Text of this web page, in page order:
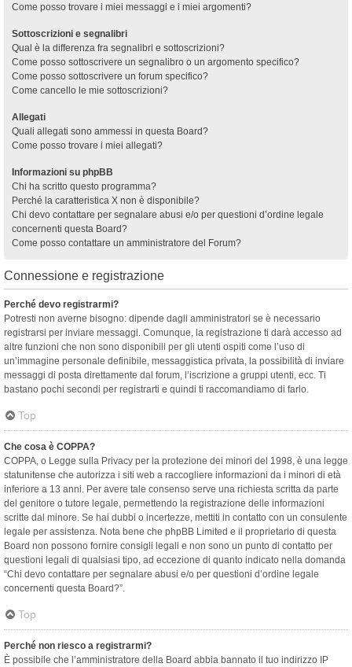
Come posso trovare i miei messaggi e i miei argomenti?
Sottoscrizioni e segnalibri
Qual è la differenza fra segnalibri e sottoscrizioni?
Come posso sottoscrivere un segnalibro o un argomento specifico?
Come posso sottoscrivere un forum specifico?
Come cancello le mie sottoscrizioni?
Allegati
Quali allegati sono ammessi in questa Board?
Come posso trovare i miei allegati?
Informazioni su phpBB
Chi ha scritto questo programma?
Perché la caratteristica X non è disponibile?
Chi devo contattare per segnalare abusi e/o per questioni d’ordine legale
concernenti questa Board?
Come posso contattare un amministratore del Forum?
Connessione e registrazione
Perché devo registrarmi?
Potresti non averne bisogno: dipende dagli amministratori se è necessario
registrarsi per inviare messaggi. Comunque, la registrazione ti darà accesso ad
altre funzioni che non sono disponibili per gli utenti ospiti come l’uso di
un’immagine personale definibile, messaggistica privata, la possibilità di inviare
messaggi di posta direttamente dal forum, l’iscrizione a gruppi utenti, ecc. Ti
bastano pochi secondi per registrarti e quindi ti raccomandiamo di farlo.
Top
Che cosa è COPPA?
COPPA, o Legge sulla Privacy per la protezione dei minori del 1998, è una legge
statunitense che autorizza i siti web a raccogliere informazioni da i minori di età
inferiore a 13 anni. Per avere tale consenso serve una richiesta scritta da parte
del genitore o tutore legale, permettendo la registrazione delle informazioni
scritte dal minore. Se hai dubbi o incertezze, mettiti in contatto con un consulente
legale per assistenza. Nota bene che phpBB Limited e il proprietario di questa
Board non possono fornire consigli legali e non sono un punto di contatto per
questioni legali di qualsiasi tipo, ad eccezione di quanto indicato nella domanda
“Chi devo contattare per segnalare abusi e/o per questioni d’ordine legale
concernenti questa Board?”.
Top
Perché non riesco a registrarmi?
È possibile che l’amministratore della Board abbia bannato il tuo indirizzo IP